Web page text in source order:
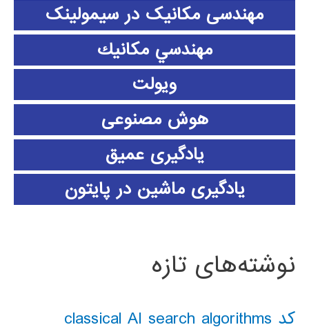
مهندسی مکانیک در سیمولینک
مهندسي مكانيك
ویولت
هوش مصنوعی
یادگیری عمیق
یادگیری ماشین در پایتون
نوشته‌های تازه
کد classical AI search algorithms